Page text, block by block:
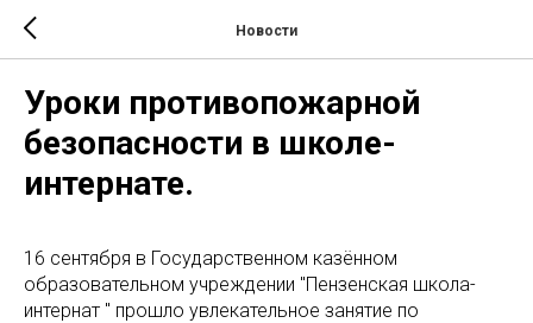
Новости
Уроки противопожарной
безопасности в школе-
интернате.
16 сентября в Государственном казённом
образовательном учреждении "Пензенская школа-
интернат " прошло увлекательное занятие по